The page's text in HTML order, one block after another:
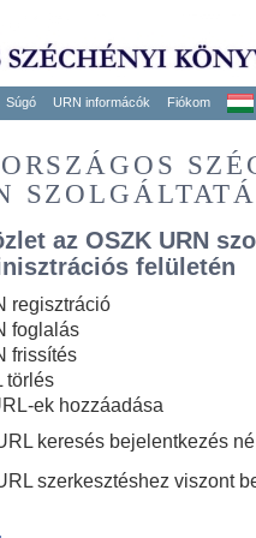
Súgó URN informácók Fiókom
az OSZK URN
felületén
regisztráció
foglalás
frissítés
törlés
ek hozzáadása
keresés bejelentkezés
szerkesztéshez viszont